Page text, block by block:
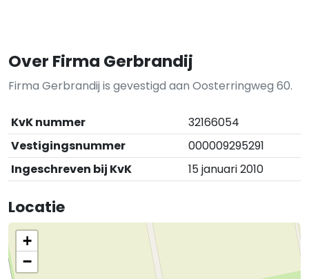
Over Firma Gerbrandij
Firma Gerbrandij is gevestigd aan Oosterringweg 60.
KvK nummer
32166054
Vestigingsnummer
000009295291
Ingeschreven bij KvK
15 januari 2010
Locatie
+
−